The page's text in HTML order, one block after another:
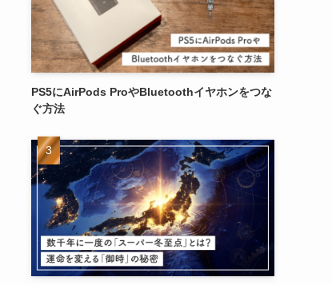
PS5にAirPods ProやBluetoothイヤホンをつな
ぐ方法